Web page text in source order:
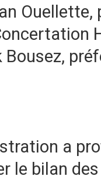
Ouellette,
Bousez,
a
le bilan